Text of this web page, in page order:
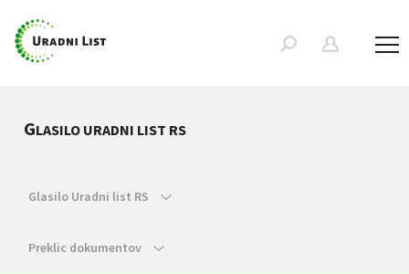
GLASILO URADNI LIST RS
Glasilo Uradni list RS
Preklic dokumentov